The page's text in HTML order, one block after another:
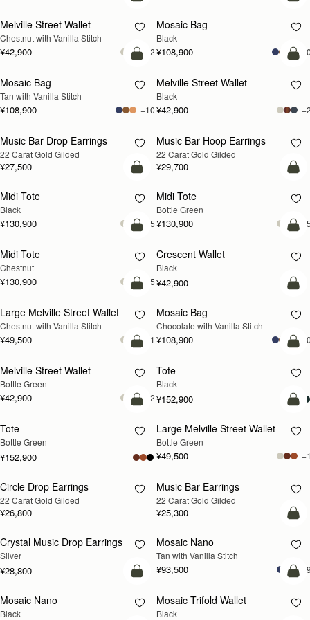
Melville Street Wallet
Chestnut with Vanilla Stitch
¥42,900 +2
Mosaic Bag
Black
¥108,900
カートに追加
Mosaic Bag
Tan with Vanilla Stitch
¥108,900 +10
カ
Melville Street Wallet
Black
¥42,900
再入荷予定
Music Bar Drop Earrings
22 Carat Gold Gilded
¥27,500
再入荷予定
Music Bar Hoop Earrings
22 Carat Gold Gilded
¥29,700
カートに追加
Midi Tote
Black
¥130,900 +5
カ
Midi Tote
Bottle Green
¥130,900
カートに追加
Midi Tote
Chestnut
¥130,900 +5
カ
Crescent Wallet
Black
¥42,900
カートに追加
Large Melville Street Wallet
Chestnut with Vanilla Stitch
¥49,500 +1
カ
Mosaic Bag
Chocolate with Vanilla Stitch
¥108,900
カートに追加
Melville Street Wallet
Bottle Green
¥42,900 +2
カ
Tote
Black
¥152,900
カートに追加
Tote
Bottle Green
¥152,900
カ
Large Melville Street Wallet
Bottle Green
¥49,500
再入荷予定
Circle Drop Earrings
22 Carat Gold Gilded
¥26,800
再入荷予定
Music Bar Earrings
22 Carat Gold Gilded
¥25,300
再入荷予定
Crystal Music Drop Earrings
Silver
¥28,800
カ
Mosaic Nano
Tan with Vanilla Stitch
¥93,500
カートに追加
Mosaic Nano
Black
カ
Mosaic Trifold Wallet
Black